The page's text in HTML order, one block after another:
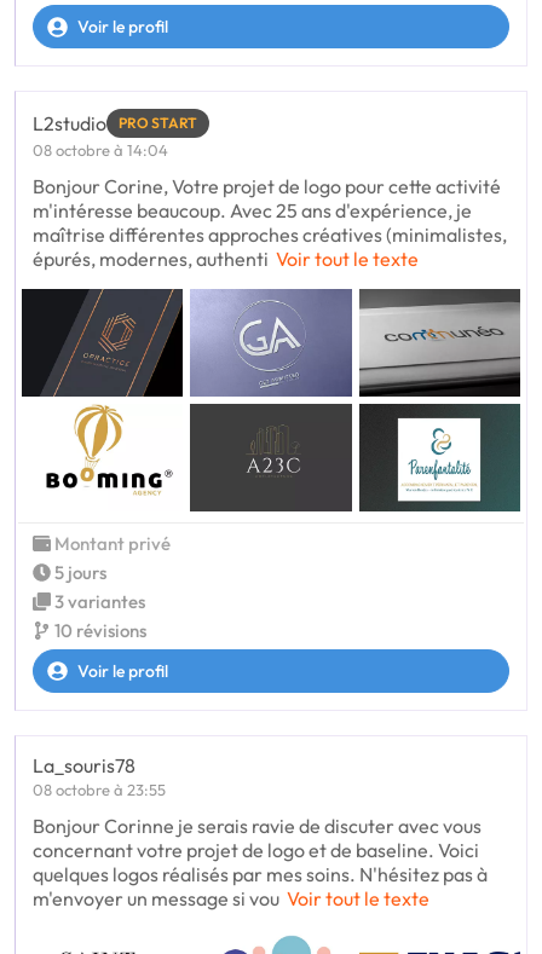
Voir le profil
L2studio PRO START
08 octobre à 14:04
Bonjour Corine, Votre projet de logo pour cette activité
m'intéresse beaucoup. Avec 25 ans d'expérience, je
maîtrise différentes approches créatives (minimalistes,
épurés, modernes, authenti Voir tout le texte
Montant privé
5 jours
3 variantes
10 révisions
Voir le profil
La_souris78
08 octobre à 23:55
Bonjour Corinne je serais ravie de discuter avec vous
concernant votre projet de logo et de baseline. Voici
quelques logos réalisés par mes soins. N'hésitez pas à
m'envoyer un message si vou Voir tout le texte